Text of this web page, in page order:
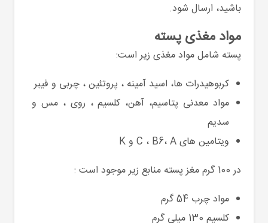
باشید، ارسال شود.
مواد مغذی پسته
پسته شامل مواد مغذی زیر است:
کربوهیدرات ها، اسید آمینه ، پروتئین ، چربی و فیبر
مواد معدنی پتاسیم، آهن، کلسیم ، روی ، مس و
سدیم
ویتامین های C ، B6، A و K
در 100 گرم مغز پسته منابع زیر موجود است :
مواد چرب 54 گرم
کلسیم 130 میلی گرم